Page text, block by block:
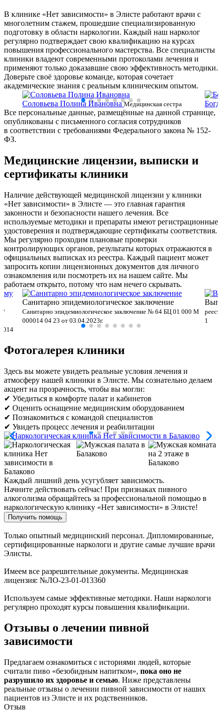
В клинике «Нет зависимости» в Элисте работают врачи с
многолетним стажем, прошедшие специализированную
подготовку в области наркологии. Каждый наш нарколог
регулярно подтверждает свою квалификацию на курсах
повышения профессионального мастерства. Все специалисты
клиники владеют современными протоколами лечения и
применяют только доказавшие свою эффективность методики.
Доверьте своё здоровье команде, которая сочетает
академические знания с реальным клиническим опытом.
Соловьева Полина Ивановна Медицинская сестра
Все персональные данные, размещённые на данной странице,
опубликованы с письменного согласия сотрудников
в соответствии с требованиями Федерального закона № 152-
ФЗ.
Медицинские лицензии, выписки и
сертификаты клиники
Наличие действующей медицинской лицензии у клиники
«Нет зависимости» в Элисте — это главная гарантия
законности и безопасности нашего лечения. Все
используемые методики и препараты имеют регистрационные
удостоверения и подтверждающие сертификаты соответствия.
Мы регулярно проходим плановые проверки
контролирующих органов, результаты которых отражаются в
официальных выписках из реестра. Каждый пациент может
запросить копии лицензионных документов для личного
ознакомления или посмотреть их на нашем сайте. Мы
работаем открыто, потому что нам нечего скрывать.
Санитарно эпидемиологическое заключение
Санитарно эпидемиологическое заключение № 64 БЦ 01 000 М
000014 04 23 от 03.04.2023г.
1
Фотогалерея клиники
Здесь вы можете увидеть реальные условия лечения и
атмосферу нашей клиники в Элисте. Мы сознательно делаем
акцент на прозрачность, чтобы вы могли:
✔ Убедиться в комфорте палат и кабинетов
✔ Оценить оснащение медицинским оборудованием
✔ Познакомиться с командой специалистов
✔ Увидеть процесс лечения и реабилитации
Каждый лишний день усугубляет зависимость.
Начните действовать сейчас! При признаках пивного
алкоголизма обращайтесь за профессиональной помощью в
наркологическую клинику «Нет зависимости» в Элисте!
Получить помощь
Только опытный медицинский персонал. Дипломированные,
сертифицированные наркологи и другие самые лучшие врачи
Элисты.
Имеем все разрешительные документы. Медицинская
лицензия: №ЛО-23-01-013360
Используем самые эффективные методики. Наши наркологи
регулярно проходят курсы повышения квалификации.
Отзывы о лечении пивной
зависимости
Предлагаем ознакомиться с историями людей, которые
считали пиво «безобидным напитком», пока оно не
разрушило их здоровье и семью. Ниже представлены
реальные отзывы о лечении пивной зависимости от наших
пациентов из Элисте и их родственников.
Отзыв